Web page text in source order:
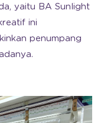
yaitu BA Sunlight
ini
penumpang